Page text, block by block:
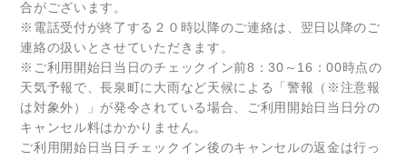
合がございます。
※電話受付が終了する２０時以降のご連絡は、翌日以降のご
連絡の扱いとさせていただきます。
※ご利用開始日当日のチェックイン前8：30～16：00時点の
天気予報で、長泉町に大雨など天候による「警報（※注意報
は対象外）」が発令されている場合、ご利用開始日当日分の
キャンセル料はかかりません。
ご利用開始日当日チェックイン後のキャンセルの返金は行っ